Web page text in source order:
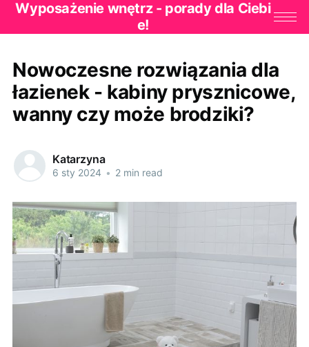
Wyposażenie wnętrz - porady dla Ciebi
e!
Nowoczesne rozwiązania dla
łazienek - kabiny prysznicowe,
wanny czy może brodziki?
Katarzyna
6 sty 2024 • 2 min read